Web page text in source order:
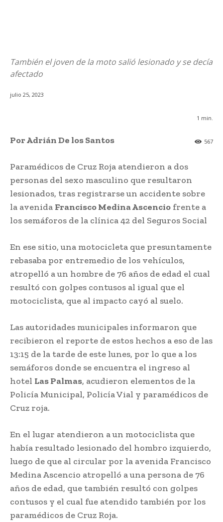
También el joven de la moto salió lesionado y se decía
afectado
julio 25, 2023
1 min.
567
Por Adrián De los Santos
Paramédicos de Cruz Roja atendieron a dos
personas del sexo masculino que resultaron
lesionados, tras registrarse un accidente sobre
la avenida Francisco Medina Ascencio frente a
los semáforos de la clínica 42 del Seguros Social
En ese sitio, una motocicleta que presuntamente
rebasaba por entremedio de los vehículos,
atropelló a un hombre de 76 años de edad el cual
resultó con golpes contusos al igual que el
motociclista, que al impacto cayó al suelo.
Las autoridades municipales informaron que
recibieron el reporte de estos hechos a eso de las
13:15 de la tarde de este lunes, por lo que a los
semáforos donde se encuentra el ingreso al
hotel Las Palmas, acudieron elementos de la
Policía Municipal, Policía Vial y paramédicos de
Cruz roja.
En el lugar atendieron a un motociclista que
había resultado lesionado del hombro izquierdo,
luego de que al circular por la avenida Francisco
Medina Ascencio atropelló a una persona de 76
años de edad, que también resultó con golpes
contusos y el cual fue atendido también por los
paramédicos de Cruz Roja.